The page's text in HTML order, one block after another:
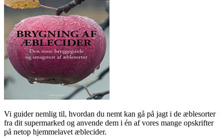
Vi guider nemlig til, hvordan du nemt kan gå på jagt i de æblesorter
fra dit supermarked og anvende dem i én af vores mange opskrifter
på netop hjemmelavet æblecider.